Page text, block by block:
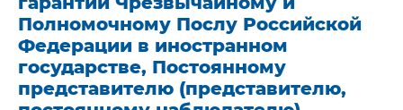
Полномочному Послу Российской
Федерации в иностранном
государстве, Постоянному
представителю (представителю,